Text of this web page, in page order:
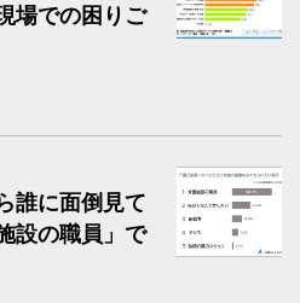
場での困りご
誰に面倒見て
設の職員」で